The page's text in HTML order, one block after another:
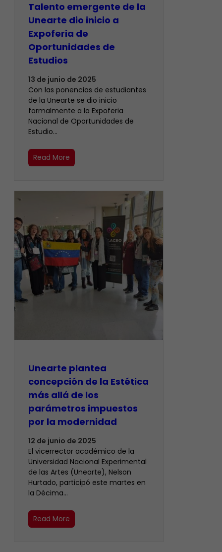
Talento emergente de la
Unearte dio inicio a
Expoferia de
Oportunidades de
Estudios
13 de junio de 2025
Con las ponencias de estudiantes
de la Unearte se dio inicio
formalmente a la Expoferia
Nacional de Oportunidades de
Estudio…
Read More
Unearte plantea
concepción de la Estética
más allá de los
parámetros impuestos
por la modernidad
12 de junio de 2025
El vicerrector académico de la
Universidad Nacional Experimental
de las Artes (Unearte), Nelson
Hurtado, participó este martes en
la Décima…
Read More